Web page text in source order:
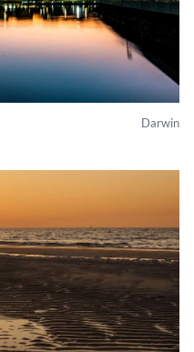
Darwin